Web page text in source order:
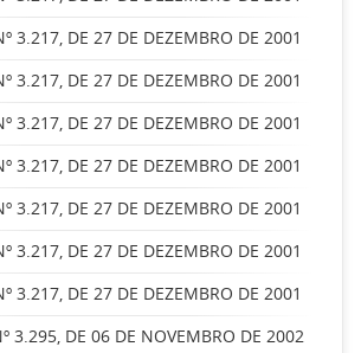
3.217, DE 27 DE DEZEMBRO DE 2001
3.217, DE 27 DE DEZEMBRO DE 2001
3.217, DE 27 DE DEZEMBRO DE 2001
3.217, DE 27 DE DEZEMBRO DE 2001
3.217, DE 27 DE DEZEMBRO DE 2001
3.217, DE 27 DE DEZEMBRO DE 2001
3.217, DE 27 DE DEZEMBRO DE 2001
3.295, DE 06 DE NOVEMBRO DE 2002